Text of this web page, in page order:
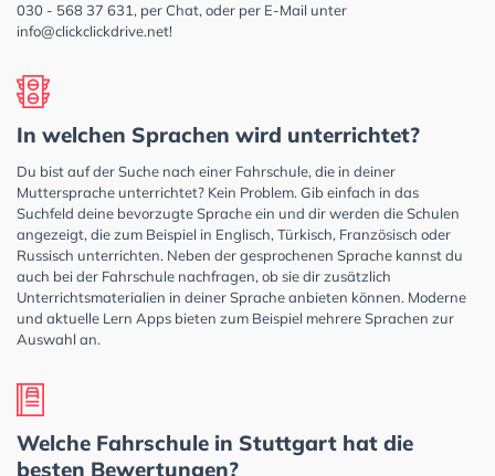
030 - 568 37 631, per Chat, oder per E-Mail unter
info@clickclickdrive.net!
In welchen Sprachen wird unterrichtet?
Du bist auf der Suche nach einer Fahrschule, die in deiner
Muttersprache unterrichtet? Kein Problem. Gib einfach in das
Suchfeld deine bevorzugte Sprache ein und dir werden die Schulen
angezeigt, die zum Beispiel in Englisch, Türkisch, Französisch oder
Russisch unterrichten. Neben der gesprochenen Sprache kannst du
auch bei der Fahrschule nachfragen, ob sie dir zusätzlich
Unterrichtsmaterialien in deiner Sprache anbieten können. Moderne
und aktuelle Lern Apps bieten zum Beispiel mehrere Sprachen zur
Auswahl an.
Welche Fahrschule in Stuttgart hat die
besten Bewertungen?